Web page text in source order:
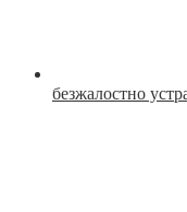
безжалостно